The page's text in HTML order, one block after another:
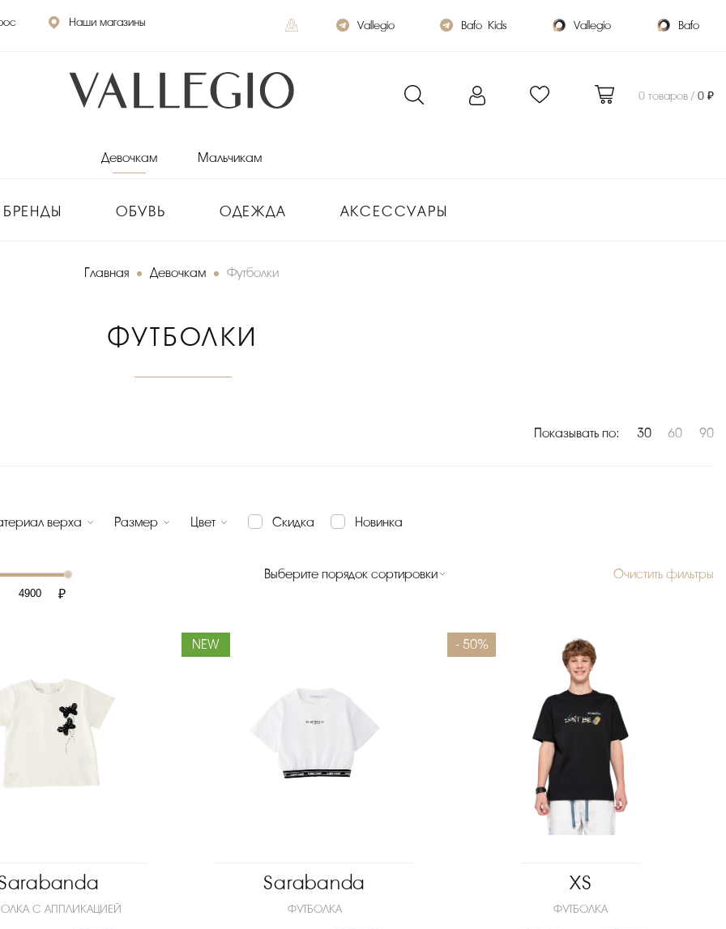
Наши магазины Vallegio Bafo_Kids Vallegio Bafo
0 товаров /0 ₽
Девочкам Мальчикам
БРЕНДЫ ОБУВЬ ОДЕЖДА АКСЕССУАРЫ
Главная Девочкам Футболки
ФУТБОЛКИ
Показывать по: 30 60 90
верха Размер Цвет Скидка Новинка
₽
Выберите порядок сортировки Очистить фильтры
С АППЛИКАЦИЕЙ
NEW
Sarabanda
ФУТБОЛКА
- 50%
XS
ФУТБОЛКА